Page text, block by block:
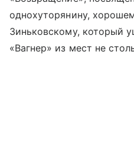
однохуторянину,
Зиньковскому, который
«Вагнер» из мест не